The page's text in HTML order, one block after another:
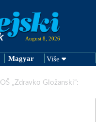
August 8, 2026
Magyar Više
OŠ „Zdravko Gložanski“: